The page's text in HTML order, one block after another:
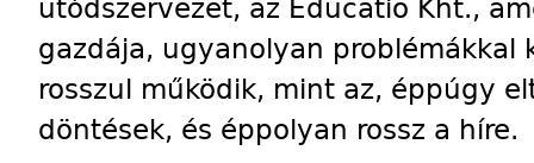
utódszervezet, az Educatio Kht.,
gazdája, ugyanolyan problémákkal
rosszul működik, mint az, éppúgy
döntések, és éppolyan rossz a híre.